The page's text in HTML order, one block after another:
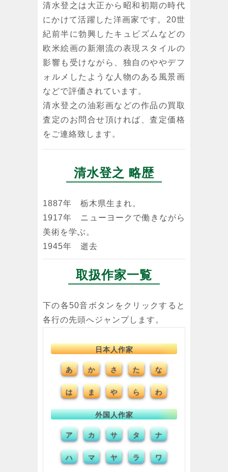
清水登之は大正から昭和初期の時代
にかけて活躍した洋画家です。20世
紀前半に勃興したキュビズムなどの
欧米絵画の新潮流の表現スタイルの
影響も受けながら、独自のややデフ
ォルメしたような人物のある風景画
などで評価されています。
清水登之の油彩画などの作品の買取
査定のお問合せ頂ければ、査定価格
をご連絡致します。
清水登之 略歴
1887年 栃木県生まれ。
1917年 ニューヨークで働きながら
美術を学ぶ。
1945年 逝去
取扱作家一覧
下の各50音ボタンをクリックすると
各行の先頭へジャンプします。
日本人作家
あ か さ た な
は ま や ら わ
外国人作家
ア カ サ タ ナ
ハ マ ヤ ラ ワ